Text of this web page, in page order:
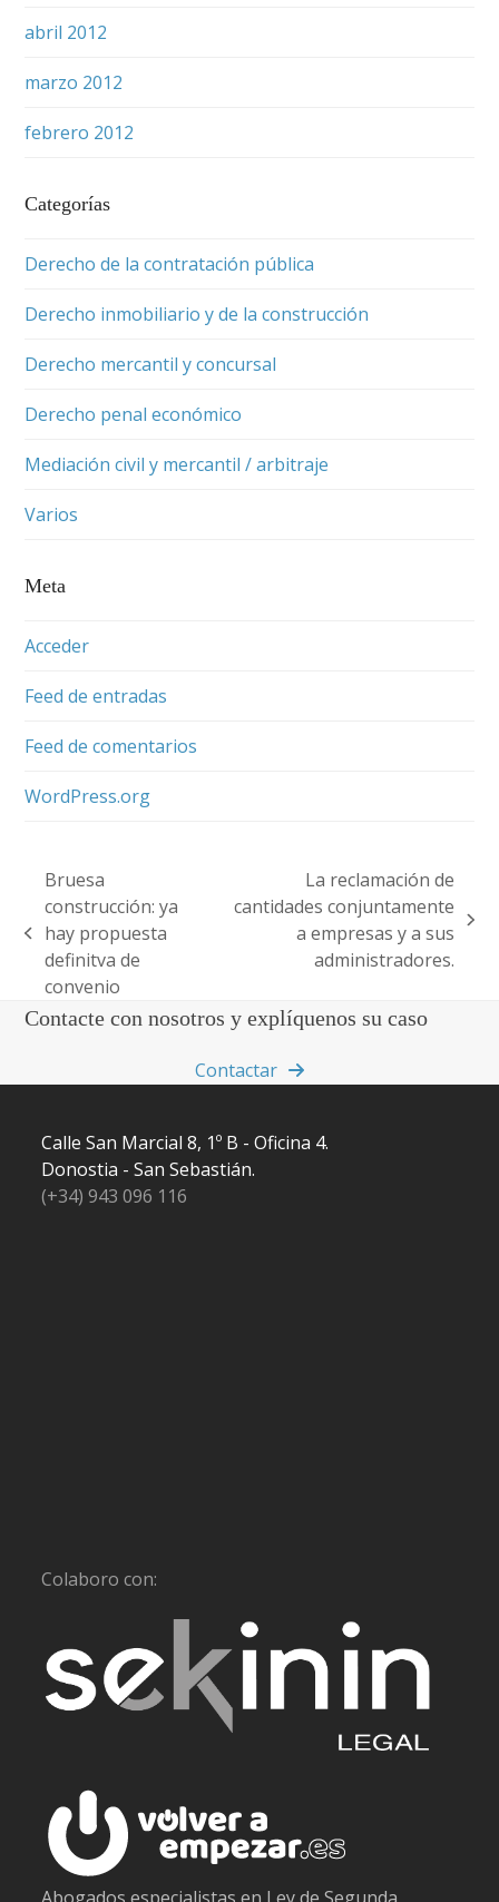
abril 2012
marzo 2012
febrero 2012
Categorías
Derecho de la contratación pública
Derecho inmobiliario y de la construcción
Derecho mercantil y concursal
Derecho penal económico
Mediación civil y mercantil / arbitraje
Varios
Meta
Acceder
Feed de entradas
Feed de comentarios
WordPress.org
previous
post:
Bruesa
construcción: ya
hay propuesta
definitva de
convenio
La reclamación de
cantidades conjuntamente
a empresas y a sus
administradores.
Contacte con nosotros y explíquenos su caso
Contactar
Calle San Marcial 8, 1º B - Oficina 4.
Donostia - San Sebastián.
(+34) 943 096 116
Colaboro con: